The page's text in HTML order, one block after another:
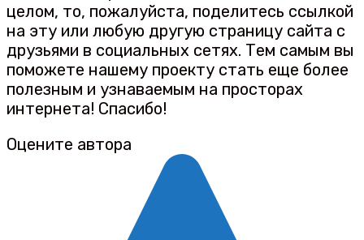
целом, то, пожалуйста, поделитесь ссылкой
на эту или любую другую страницу сайта с
друзьями в социальных сетях. Тем самым вы
поможете нашему проекту стать еще более
полезным и узнаваемым на просторах
интернета! Спасибо!
Оцените автора